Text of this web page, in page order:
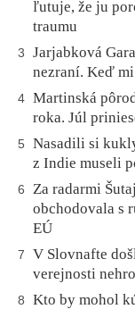
ľutuje, že ju
traumu
3
Jarjabková
nezraní. Keď
4 Martinská
roka. Júl
5
Nasadili si
z Indie museli
6
Za radarmi
obchodovala s
EÚ
7
V Slovnafte
verejnosti
8
Kto by mohol